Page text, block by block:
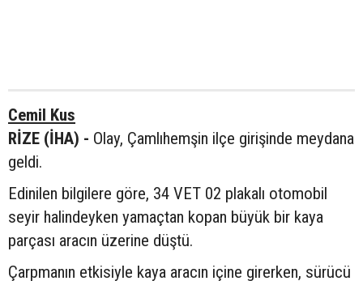
Cemil Kus
RİZE (İHA) - Olay, Çamlıhemşin ilçe girişinde meydana
geldi.
Edinilen bilgilere göre, 34 VET 02 plakalı otomobil
seyir halindeyken yamaçtan kopan büyük bir kaya
parçası aracın üzerine düştü.
Çarpmanın etkisiyle kaya aracın içine girerken, sürücü